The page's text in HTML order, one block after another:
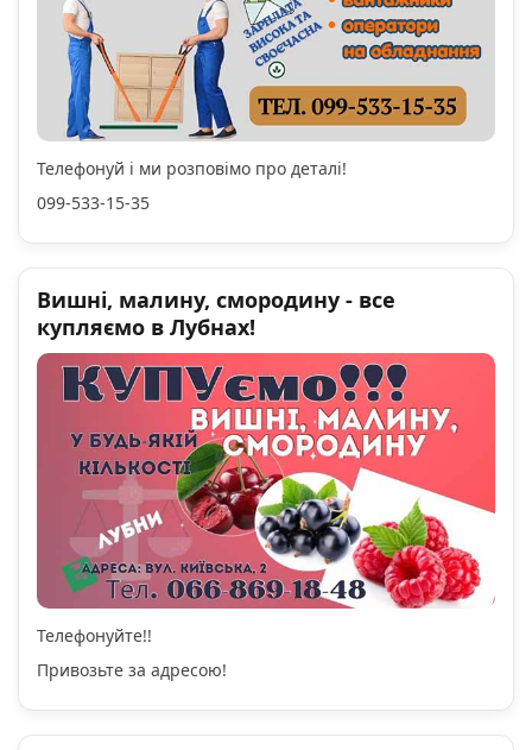
Телефонуй і ми розповімо про деталі!
099-533-15-35
Вишні, малину, смородину - все
купляємо в Лубнах!
Телефонуйте!!
Привозьте за адресою!